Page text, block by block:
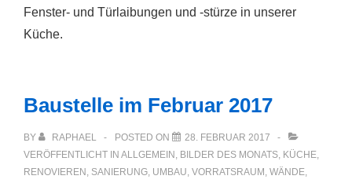
Fenster- und Türlaibungen und -stürze in unserer
Küche.
Baustelle im Februar 2017
BY RAPHAEL POSTED ON
28. FEBRUAR 2017
VERÖFFENTLICHT IN ALLGEMEIN , BILDER DES MONATS, KÜCHE,
RENOVIEREN , SANIERUNG, UMBAU, VORRATSRAUM , WÄNDE,